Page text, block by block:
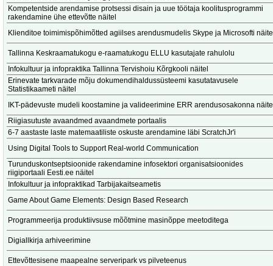
Kompetentside arendamise protsessi disain ja uue töötaja koolitusprogrammi
rakendamine ühe ettevõtte näitel
Klienditoe toimimispõhimõtted agiilses arendusmudelis Skype ja Microsofti
Tallinna Keskraamatukogu e-raamatukogu ELLU kasutajate rahulolu
Infokultuur ja infopraktika Tallinna Tervishoiu Kõrgkooli näitel
Erinevate tarkvarade mõju dokumendihaldussüsteemi kasutatavusele
Statistikaameti näitel
IKT-pädevuste mudeli koostamine ja valideerimine ERR arendusosakonna
Riigiasutuste avaandmed avaandmete portaalis
6-7 aastaste laste matemaatiliste oskuste arendamine läbi ScratchJr'i
Using Digital Tools to Support Real-world Communication
Turunduskontseptsioonide rakendamine infosektori organisatsioonides
riigiportaali Eesti.ee näitel
Infokultuur ja infopraktikad Tarbijakaitseametis
Game About Game Elements: Design Based Research
Programmeerija produktiivsuse mõõtmine masinõppe meetoditega
Digiallkirja arhiveerimine
Ettevõttesisene maapealne serveripark vs pilveteenus